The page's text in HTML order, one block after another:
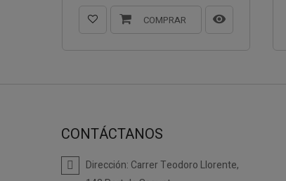
COMPRAR
CONTÁCTANOS
Dirección: Carrer Teodoro Llorente,